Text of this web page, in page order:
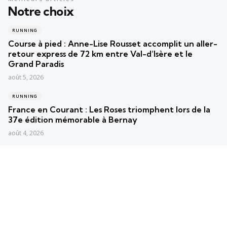
Notre choix
RUNNING
Course à pied : Anne-Lise Rousset accomplit un aller-
retour express de 72 km entre Val-d’Isère et le
Grand Paradis
août 5, 2026
RUNNING
France en Courant : Les Roses triomphent lors de la
37e édition mémorable à Bernay
août 4, 2026